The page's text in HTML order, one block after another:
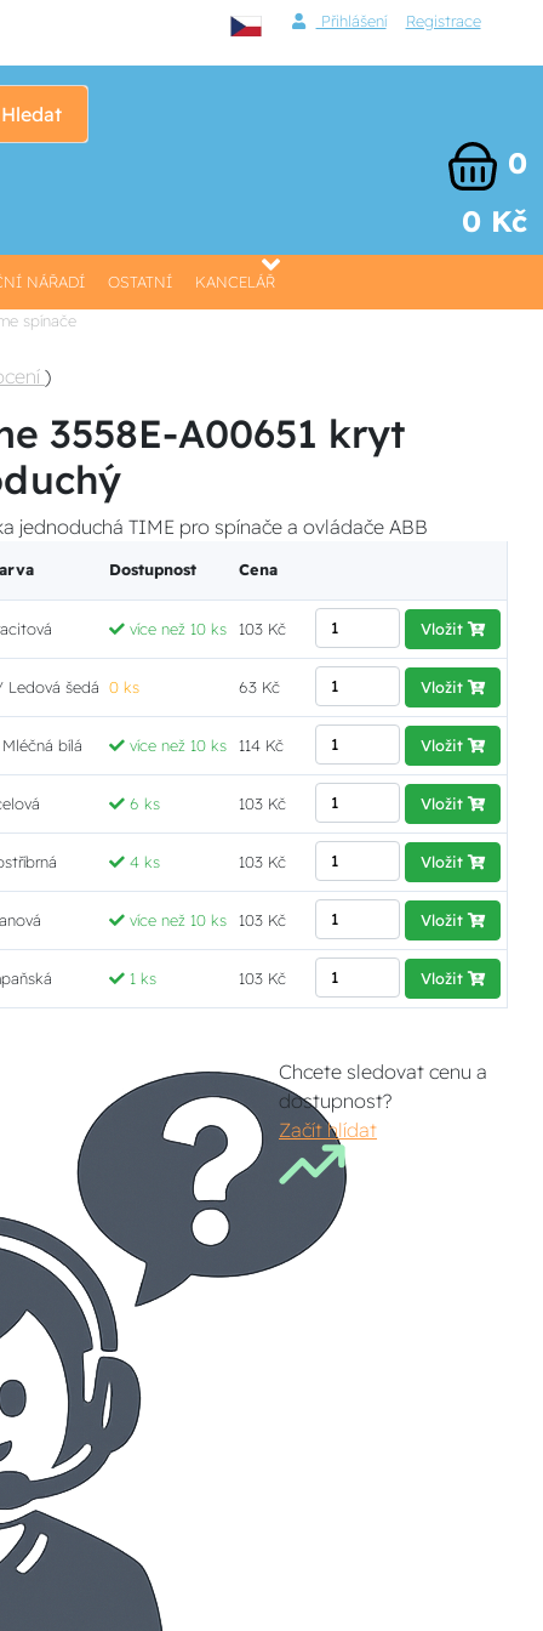
Přihlášení Registrace
Hledat
0
0 Kč
NÁŘADÍ OSTATNÍ KANCELÁŘ
spínače
)
3558E-A00651 kryt
jednoduchá TIME pro spínače a ovládače ABB
Dostupnost Cena
více než 10 ks 103 Kč Vložit
Ledová šedá 0 ks 63 Kč Vložit
bílá více než 10 ks 114 Kč Vložit
6 ks 103 Kč Vložit
4 ks 103 Kč Vložit
více než 10 ks 103 Kč Vložit
1 ks 103 Kč Vložit
Chcete sledovat cenu a
dostupnost?
Začít hlídat